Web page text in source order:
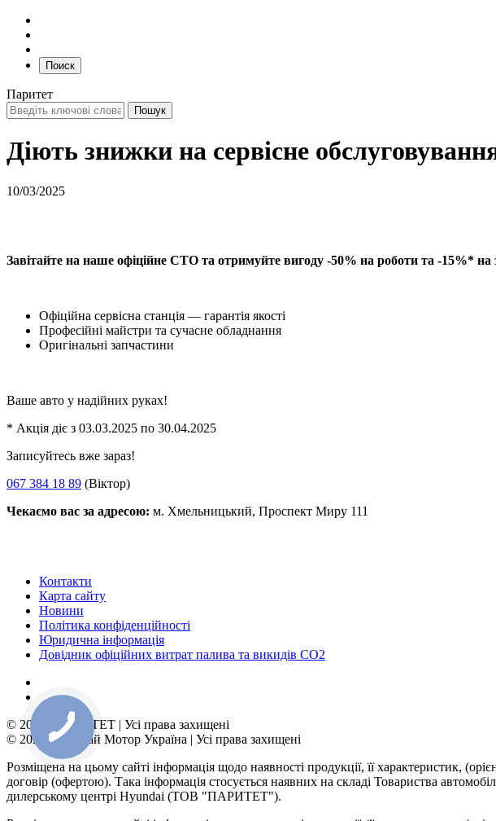
Поиск
Паритет
Діють знижки на сервісне
10/03/2025
Завітайте на наше офіційне СТО та отримуйте вигоду -50% на роботи та -15%* на
Офіційна сервісна станція — гарантія якості
Професійні майстри та сучасне обладнання
Оригінальні запчастини
Ваше авто у надійних руках!
* Акція діє з 03.03.2025 по 30.04.2025
Записуйтесь вже зараз!
067 384 18 89 (Віктор)
Чекаємо вас за адресою: м. Хмельницький, Проспект Миру 111
Контакти
Карта сайту
Новини
Політика конфіденційності
Юридична інформація
Довідник офіційних витрат палива та викидів СО2
© 2026 | ПАРИТЕТ | Усі права захищені
© 2026 | Хюндай Мотор Україна | Усі права захищені
Розміщена на цьому сайті інформація щодо наявності продукції, її характеристик,
договір (офертою). Така інформація стосується наявних на складі Товариства
дилерському центрі Hyundai (ТОВ "ПАРИТЕТ").